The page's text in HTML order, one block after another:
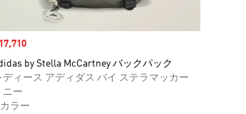
ール価格
by Stella McCartney バックパック
ディース アディダス バイ ステラマッカー
ニー
ラー